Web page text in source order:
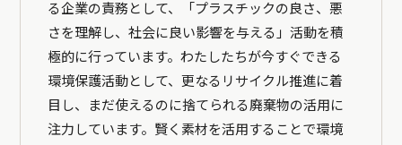
る企業の責務として、「プラスチックの良さ、悪
さを理解し、社会に良い影響を与える」活動を積
極的に行っています。わたしたちが今すぐできる
環境保護活動として、更なるリサイクル推進に着
目し、まだ使えるのに捨てられる廃棄物の活用に
注力しています。賢く素材を活用することで環境